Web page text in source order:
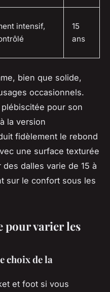
intensif,
15
ans
bien que solide,
occasionnels.
pour son
la version
fidèlement le rebond
une surface texturée
des dalles varie de 15 à
sur le confort sous les
pour varier les
choix de la
et foot si vous